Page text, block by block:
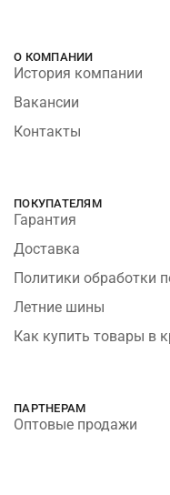
О КОМПАНИИ
История компании
Вакансии
Контакты
ПОКУПАТЕЛЯМ
Гарантия
Доставка
Политики обработки
Летние шины
Как купить товары в
ПАРТНЕРАМ
Оптовые продажи